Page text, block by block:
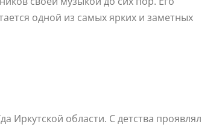
одной из самых ярких и заметных
Иркутской области. С детства проявлял